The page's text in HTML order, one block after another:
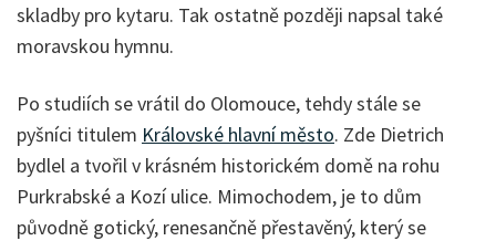
skladby pro kytaru. Tak ostatně později napsal také
moravskou hymnu.
Po studiích se vrátil do Olomouce, tehdy stále se
pyšníci titulem Královské hlavní město. Zde Dietrich
bydlel a tvořil v krásném historickém domě na rohu
Purkrabské a Kozí ulice. Mimochodem, je to dům
původně gotický, renesančně přestavěný, který se